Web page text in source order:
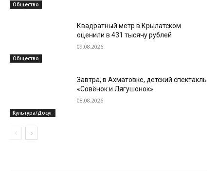
Общество
Общество
Квадратный метр в Крылатском
оценили в 431 тысячу рублей
09.08.2026
Культура/Досуг
Завтра, в Ахматовке, детский спектакль
«Совёнок и Лягушонок»
08.08.2026